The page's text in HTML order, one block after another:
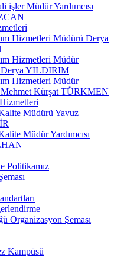
işler Müdür Yardımcısı
Hizmetleri Müdürü Derya
Hizmetleri Müdür
Derya YILDIRIM
Hizmetleri Müdür
Mehmet Kürşat TÜRKMEN
Müdürü Yavuz
Müdür Yardımcısı
Politikamız
Organizasyon Şeması
Kampüsü